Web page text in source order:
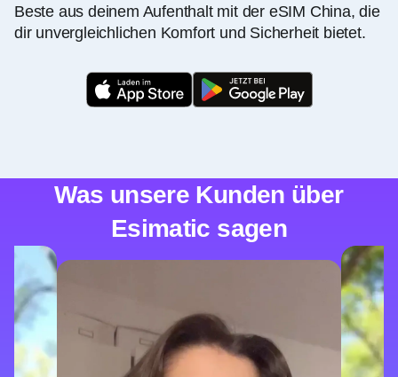
Beste aus deinem Aufenthalt mit der eSIM China, die
dir unvergleichlichen Komfort und Sicherheit bietet.
Was unsere Kunden über
Esimatic sagen